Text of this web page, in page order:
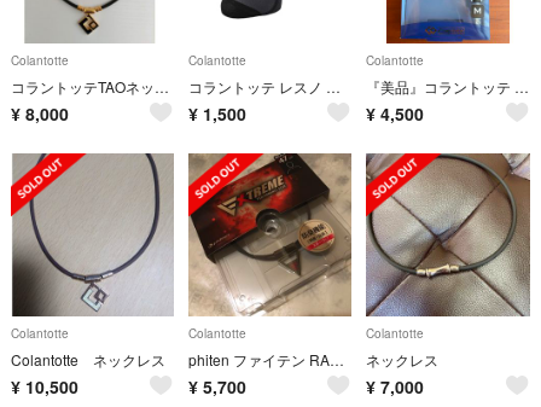
Colantotte
コラントッテTAOネックレスAURA
¥ 8,000
Colantotte
コラントッテ レスノ プロエイドソックス ランニング用
¥ 1,500
Colantotte
『美品』コラントッテ ネックレス クレストR【ex】プレミアムゴールド Mサイズ
¥ 4,500
Colantotte
Colantotte ネックレス
¥ 10,500
Colantotte
phiten ファイテン RAKUWAネック EX
¥ 5,700
Colantotte
ネックレス
¥ 7,000